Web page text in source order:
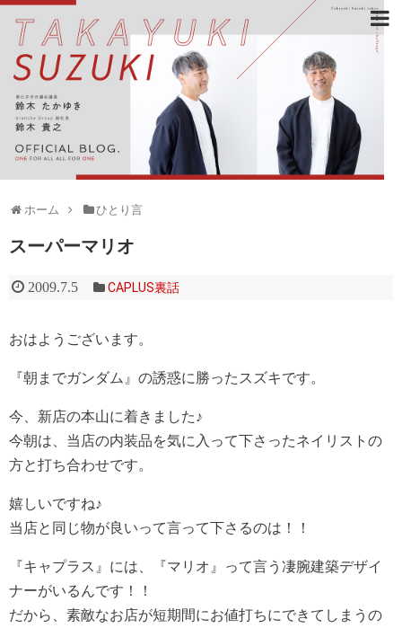
ホーム ひとり言
スーパーマリオ
2009.7.5 CAPLUS裏話
おはようございます。
『朝までガンダム』の誘惑に勝ったスズキです。
今、新店の本山に着きました♪
今朝は、当店の内装品を気に入って下さったネイリストの
方と打ち合わせです。
嬉しいですね♪
当店と同じ物が良いって言って下さるのは！！
『キャプラス』には、『マリオ』って言う凄腕建築デザイ
ナーがいるんです！！
だから、素敵なお店が短期間にお値打ちにできてしまうの